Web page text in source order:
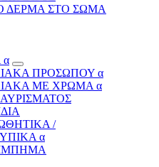
ΔΕΡΜΑ ΣΤΟ ΣΩΜΑ
ΠΡΟΣΩΠΟΥ α
ΜΕ ΧΡΩΜΑ α
/
α